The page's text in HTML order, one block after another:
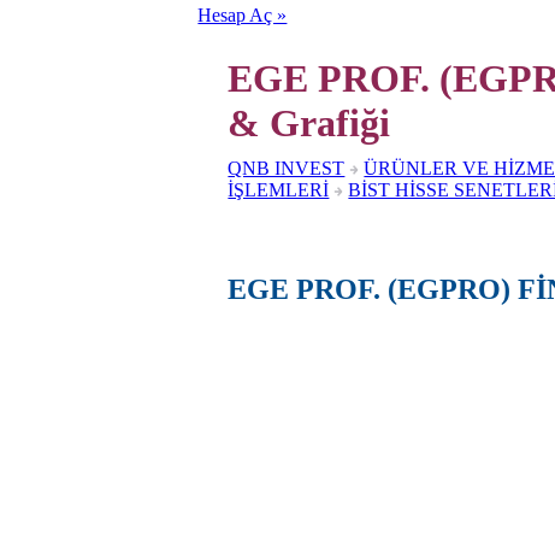
Hesap Aç »
EGE PROF.
& Grafiği
QNB INVEST ÜRÜNLER VE
İŞLEMLERİ
BİST HİSSE
EGE PROF. (EGPRO)